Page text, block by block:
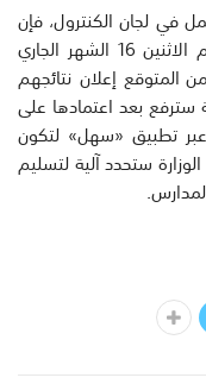
لجان الكنترول، فإن
الاختبارات لطلبة العاشر والحادي عشر تختتم الاثنين 16 الشهر الجاري
المتوقع إعلان نتائجهم
سترفع بعد اعتمادها على
عبر تطبيق «سهل» لتكون
ستحدد آلية لتسليم